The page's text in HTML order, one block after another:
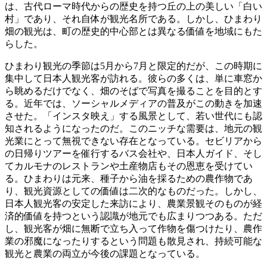
は、古代ローマ時代からの歴史を持つ丘の上の美しい「白い
村」であり、それ自体が観光名所である。しかし、ひまわり
畑の観光は、町の歴史的中心部とは異なる価値を地域にもた
らした。
ひまわり観光の季節は5月から7月と限定的だが、この時期に
集中して日本人観光客が訪れる。彼らの多くは、単に車窓か
ら眺めるだけでなく、畑のそばで写真を撮ることを目的とす
る。近年では、ソーシャルメディアの普及がこの動きを加速
させた。「インスタ映え」する風景として、若い世代にも認
知されるようになったのだ。このニッチな需要は、地元の観
光業にとって無視できない存在となっている。セビリアから
の日帰りツアーを催行するバス会社や、日本人ガイド、そし
てカルモナのレストランや土産物店もその恩恵を受けてい
る。ひまわりは元来、種子から油を採るための農作物であ
り、観光資源としての価値は二次的なものだった。しかし、
日本人観光客の安定した来訪により、農業景観そのものが経
済的価値を持つという認識が地元でも広まりつつある。ただ
し、観光客が畑に無断で立ち入って作物を傷つけたり、農作
業の邪魔になったりするという問題も散見され、持続可能な
観光と農業の両立が今後の課題となっている。